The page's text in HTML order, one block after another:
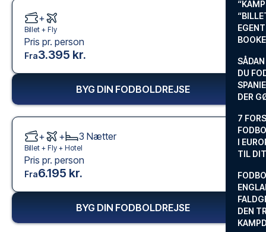
DU
DER
7
I
TIL
DEN
+
Billet + Fly
Pris pr. person
Fra3.395 kr.
BYG DIN FODBOLDREJSE
+ + 3 Nætter
Billet + Fly + Hotel
Pris pr. person
Fra6.195 kr.
BYG DIN FODBOLDREJSE